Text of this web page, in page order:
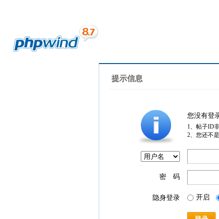
提示信息
您没有登
1、帖子ID
2、您还不
密 码
隐身登录 开启